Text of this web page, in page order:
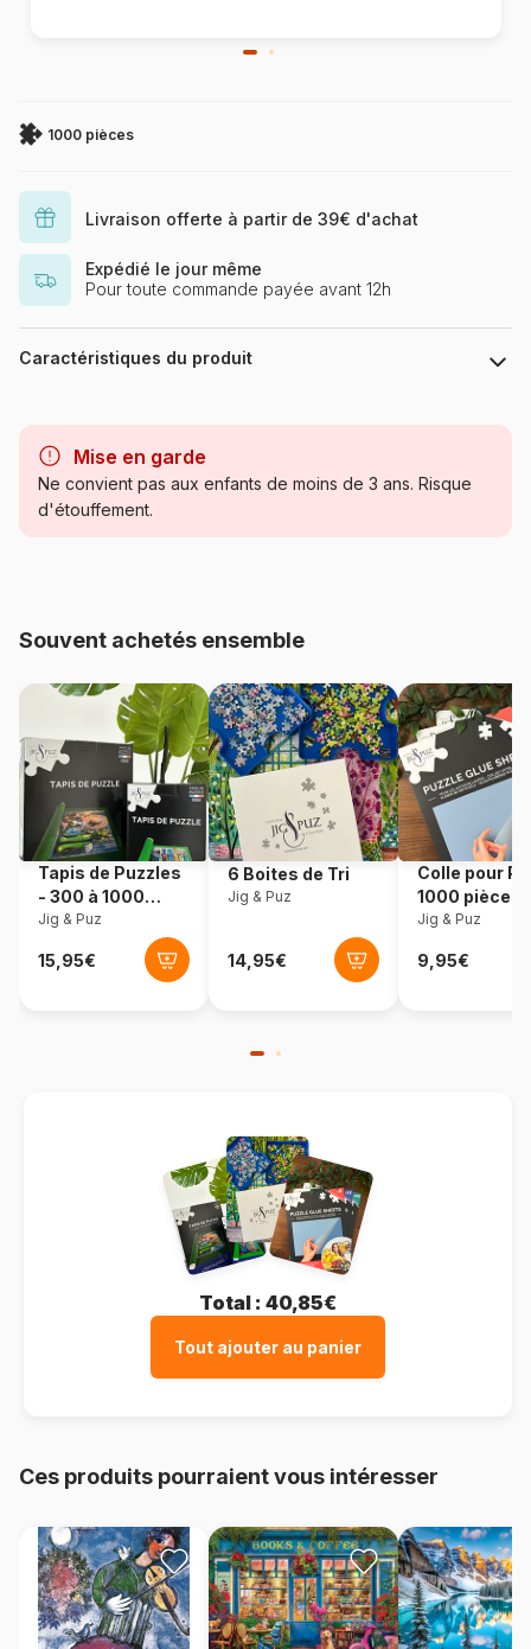
1000 pièces
Livraison offerte à partir de 39€ d'achat
Expédié le jour même
Pour toute commande payée avant 12h
Caractéristiques du produit
Catégorie Puzzles - Art
Référence Eurographics-6010-0960
EAN 628136609609
Nombre de pièces 1000 pièces
Dimensions 99 x 33 cm
Mise en garde
Ne convient pas aux enfants de moins de 3 ans. Risque
d'étouffement.
Souvent achetés ensemble
Tapis de Puzzles
- 300 à 1000
pièces
Jig & Puz
6 Boites de Tri
Jig & Puz
Colle pour
1000 pièces
Jig & Puz
Total : 40,85€
Tout ajouter au panier
Ces produits pourraient vous intéresser